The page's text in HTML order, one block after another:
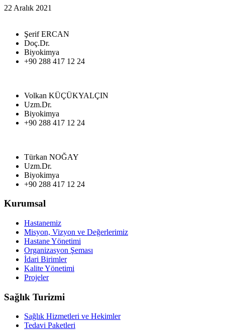
22 Aralık 2021
Şerif ERCAN
Doç.Dr.
Biyokimya
+90 288 417 12 24
Volkan KÜÇÜKYALÇIN
Uzm.Dr.
Biyokimya
+90 288 417 12 24
Türkan NOĞAY
Uzm.Dr.
Biyokimya
+90 288 417 12 24
Kurumsal
Hastanemiz
Misyon, Vizyon ve Değerlerimiz
Hastane Yönetimi
Organizasyon Şeması
İdari Birimler
Kalite Yönetimi
Projeler
Sağlık Turizmi
Sağlık Hizmetleri ve Hekimler
Tedavi Paketleri